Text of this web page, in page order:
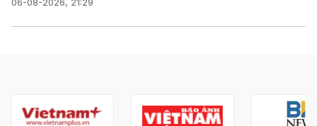
06-08-2026, 21:29